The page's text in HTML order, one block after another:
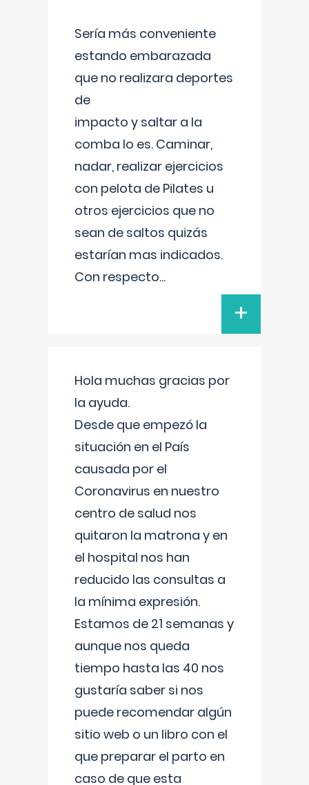
Sería más conveniente
estando embarazada
que no realizara deportes
de
impacto y saltar a la
comba lo es. Caminar,
nadar, realizar ejercicios
con pelota de Pilates u
otros ejercicios que no
sean de saltos quizás
estarían mas indicados.
Con respecto...
+
Hola muchas gracias por
la ayuda.
Desde que empezó la
situación en el País
causada por el
Coronavirus en nuestro
centro de salud nos
quitaron la matrona y en
el hospital nos han
reducido las consultas a
la mínima expresión.
Estamos de 21 semanas y
aunque nos queda
tiempo hasta las 40 nos
gustaría saber si nos
puede recomendar algún
sitio web o un libro con el
que preparar el parto en
caso de que esta